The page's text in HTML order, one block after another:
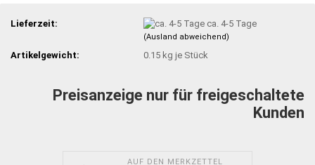
Lieferzeit: ca. 4-5 Tage
(Ausland abweichend)
Artikelgewicht: 0.15 kg je Stück
Preisanzeige nur für freigeschaltete
Kunden
AUF DEN MERKZETTEL